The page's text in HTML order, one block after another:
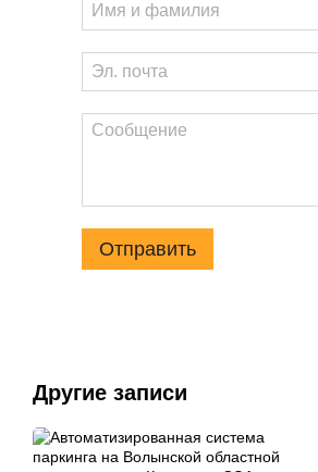
Отправить
Другие записи